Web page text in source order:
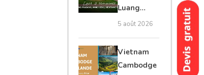
Luang
Prabang,
Vieng,
Vientiane
5 août 2026
Vietnam
Cambodge